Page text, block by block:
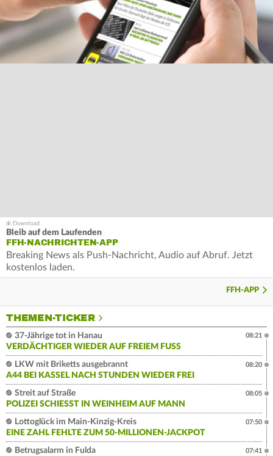
Bleib auf dem Laufenden
FFH-NACHRICHTEN-APP
Breaking News als Push-Nachricht, Audio auf Abruf. Jetzt
kostenlos laden.
FFH-APP
THEMEN-TICKER
37-Jährige tot in Hanau
VERDÄCHTIGER WIEDER AUF FREIEM FUSS
08:21
LKW mit Briketts ausgebrannt
A44 BEI KASSEL NACH STUNDEN WIEDER FREI
08:20
Streit auf Straße
POLIZEI SCHIESST IN WEINHEIM AUF MANN
08:05
Lottoglück im Main-Kinzig-Kreis
EINE ZAHL FEHLTE ZUM 50-MILLIONEN-JACKPOT
07:50
Betrugsalarm in Fulda
07:41